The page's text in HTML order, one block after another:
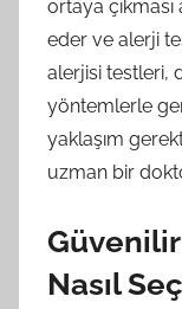
ortaya
eder ve alerji
alerjisi testleri,
yöntemlerle
yaklaşım
uzman bir
Güvenilir
Nasıl